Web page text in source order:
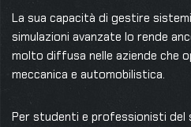
La sua capacità di gestire
simulazioni avanzate lo rende
molto diffusa nelle aziende che
meccanica e automobilistica.
Per studenti e professionisti del